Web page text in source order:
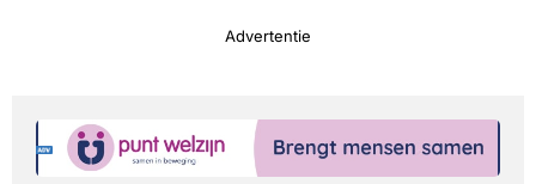
Advertentie